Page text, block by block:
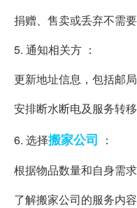
捐赠、售卖或丢弃不需
5. 通知相关方 ：
更新地址信息，包括邮
安排断水断电及服务转移
6. 选择搬家公司 ：
根据物品数量和自身需
了解搬家公司的服务内